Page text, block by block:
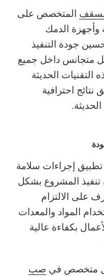
المتخصص على
الدمك
جودة التنفيذ
متجانس داخل جميع
الحديثة
احترافية
إجراءات سلامة
تنفيذ المشروع بشكل
على الالتزام
المواد والمعدات
بكفاءة عالية
متخصص في صب